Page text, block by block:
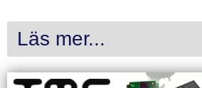
Läs mer...